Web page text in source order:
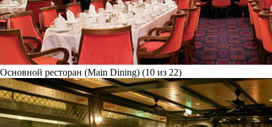
Основной ресторан (Main Dining) (10 из 22)